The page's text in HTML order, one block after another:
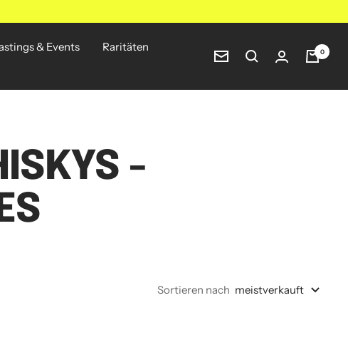
& Events
Raritäten
Newsletter
0
-
Sortieren nach meistverkauft